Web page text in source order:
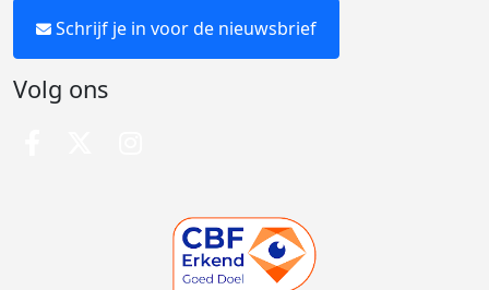
Schrijf je in voor de nieuwsbrief
Volg ons